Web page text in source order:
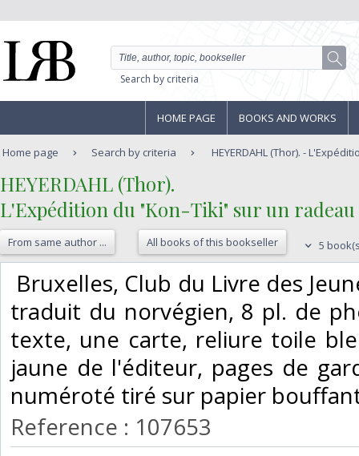
Search by criteria
HOME PAGE BOOKS AND WORKS
Home page Search by criteria HEYERDAHL (Thor). -
‎HEYERDAHL (Thor).‎
‎L'Expédition du "Kon-Tiki" sur un
From same author ... All books of this bookseller 5
Bruxelles, Club du Livre des
traduit du norvégien, 8 pl. de
texte, une carte, reliure toile
jaune de l'éditeur, pages de
numéroté tiré sur papier
Reference : 107653